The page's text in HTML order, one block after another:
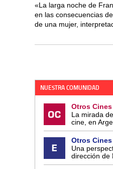
«La larga noche de
en las consecuencias
de una mujer,
NUESTRA COMUNIDAD
Otros Cines
La mirada
cine, en
Otros
Una
dirección de